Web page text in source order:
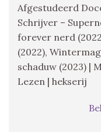
Afgestudeerd
Schrijver –
forever nerd
(2022),
schaduw (2023) |
Lezen | hekserij